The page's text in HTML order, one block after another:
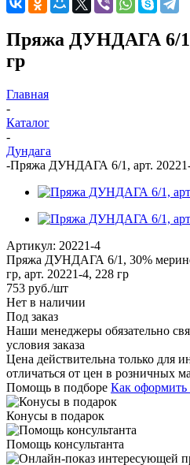
Пряжа ДУНДАГА 6/1,
гр
Главная
-
Каталог
-
Дундага
-Пряжа ДУНДАГА 6/1, арт.
Артикул: 20221-4
Пряжа ДУНДАГА 6/1, 30%
гр, арт. 20221-4, 228 гр
753 руб./шт
Нет в наличии
Под заказ
Наши менеджеры обязательно
условия заказа
Цена действительна только для
отличаться от цен в розничных
Помощь в подборе Как оформить
Конусы в подарок
Помощь консультанта